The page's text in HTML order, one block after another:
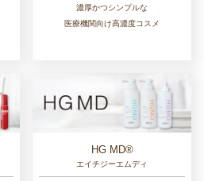
濃厚かつシンプルな
医療機関向け高濃度コスメ
HG MD®
エイチジーエムディ